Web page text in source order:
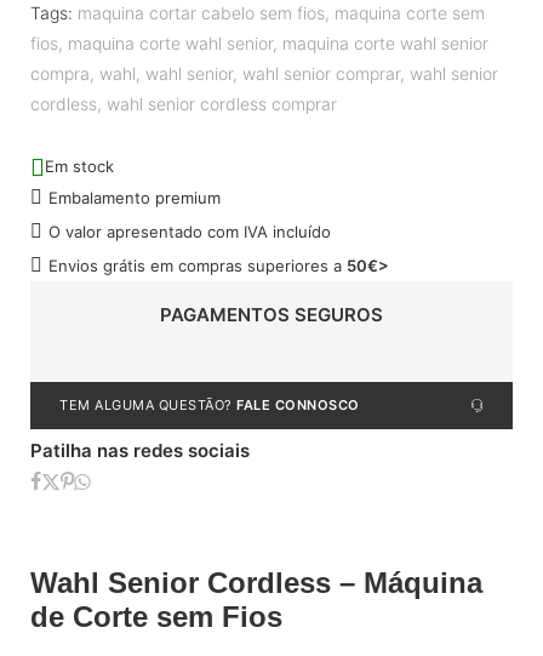
Tags: maquina cortar cabelo sem fios, maquina corte sem
fios, maquina corte wahl senior, maquina corte wahl senior
compra, wahl, wahl senior, wahl senior comprar, wahl senior
cordless, wahl senior cordless comprar
Em stock
Embalamento premium
O valor apresentado com IVA incluído
Envios grátis em compras superiores a 50€>
PAGAMENTOS SEGUROS
TEM ALGUMA QUESTÃO? FALE CONNOSCO
Patilha nas redes sociais
Wahl Senior Cordless – Máquina
de Corte sem Fios